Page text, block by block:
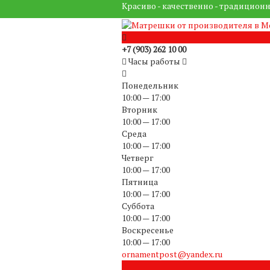
Красиво - качественно -
+7 (903) 262 10 00
Часы работы
Понедельник
10:00 — 17:00
Вторник
10:00 — 17:00
Среда
10:00 — 17:00
Четверг
10:00 — 17:00
Пятница
10:00 — 17:00
Суббота
10:00 — 17:00
Воскресенье
10:00 — 17:00
ornamentpost@yandex.ru